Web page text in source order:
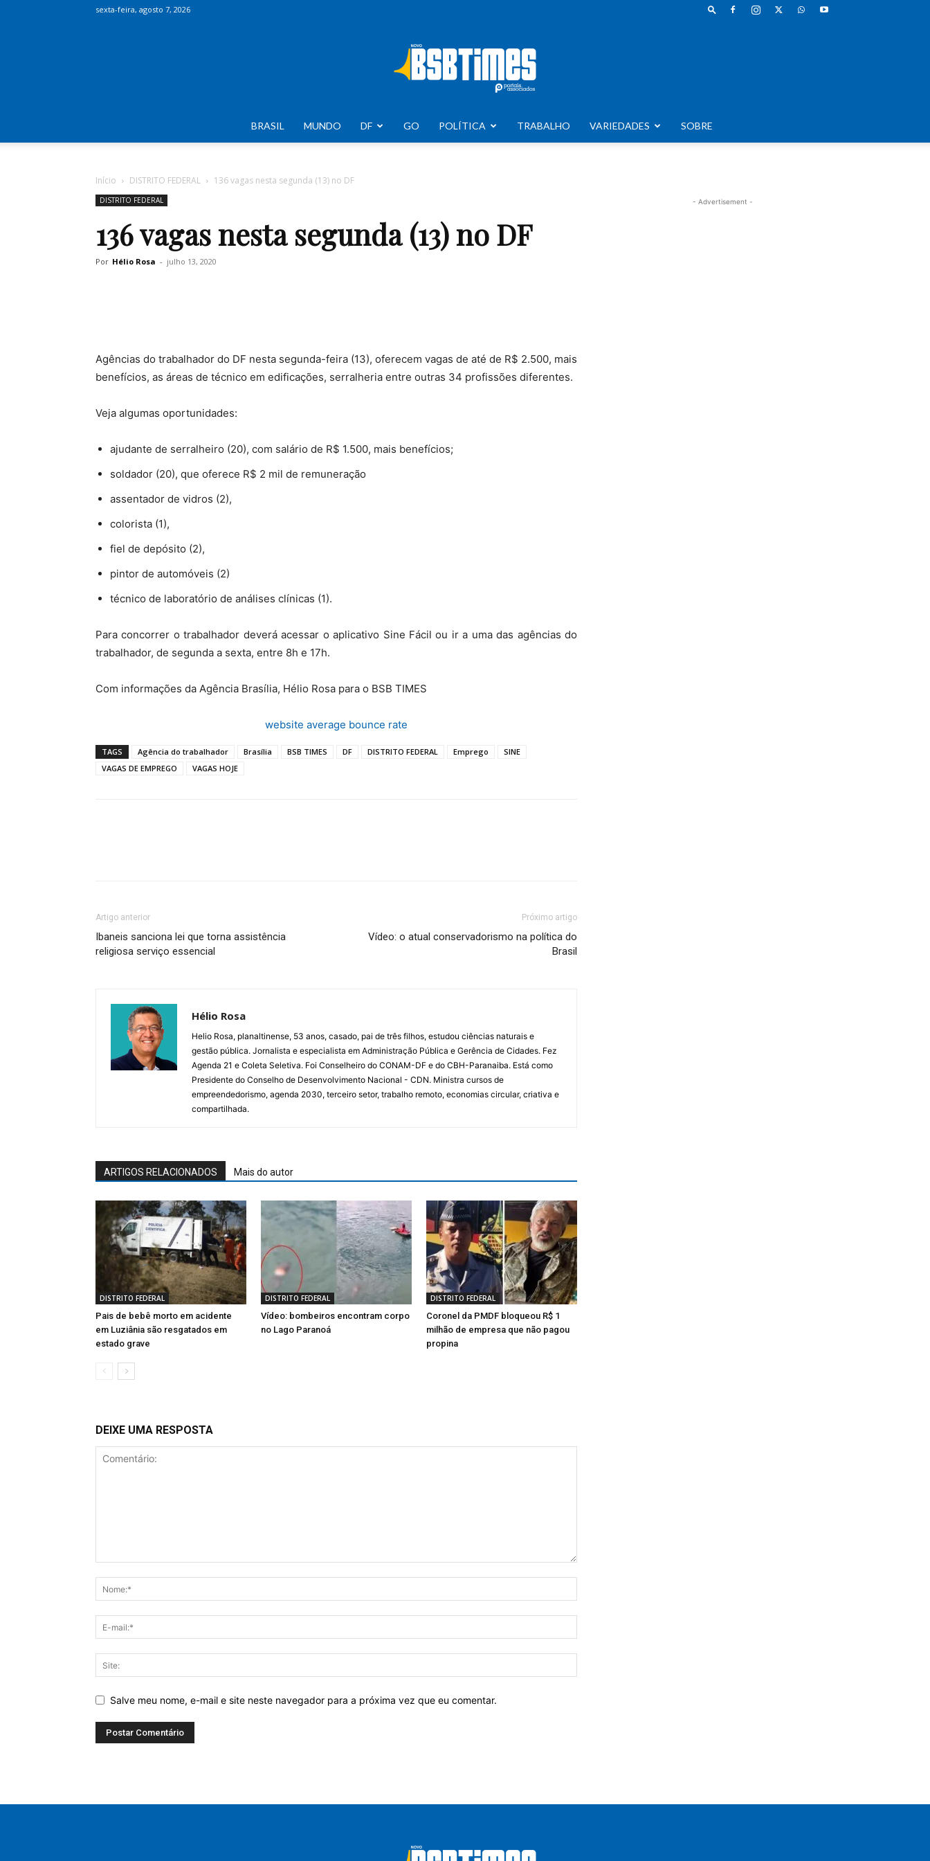
sexta-feira, agosto 7, 2026
Times
BRASIL MUNDO DF GO POLÍTICA TRABALHO VARIEDADES SOBRE
Início DISTRITO FEDERAL 136 vagas nesta segunda (13) no DF
DISTRITO FEDERAL
136 vagas nesta segunda (13) no DF
Por Hélio Rosa - julho 13, 2020
Agências do trabalhador do DF nesta segunda-feira (13), oferecem vagas de até de R$ 2.500, mais
benefícios, as áreas de técnico em edificações, serralheria entre outras 34 profissões diferentes.
Veja algumas oportunidades:
ajudante de serralheiro (20), com salário de R$ 1.500, mais benefícios;
soldador (20), que oferece R$ 2 mil de remuneração
assentador de vidros (2),
colorista (1),
fiel de depósito (2),
pintor de automóveis (2)
técnico de laboratório de análises clínicas (1).
Para concorrer o trabalhador deverá acessar o aplicativo Sine Fácil ou ir a uma das agências do
trabalhador, de segunda a sexta, entre 8h e 17h.
Com informações da Agência Brasília, Hélio Rosa para o BSB TIMES
website average bounce rate
TAGS Agência do trabalhador Brasília BSB TIMES DF DISTRITO FEDERAL Emprego
SINE
VAGAS DE EMPREGO
VAGAS HOJE
Artigo anterior
Ibaneis sanciona lei que torna assistência
religiosa serviço essencial
Próximo artigo
Vídeo: o atual conservadorismo na política do
Brasil
Hélio Rosa
Helio Rosa, planaltinense, 53 anos, casado, pai de três filhos, estudou ciências naturais e
gestão pública. Jornalista e especialista em Administração Pública e Gerência de Cidades. Fez
Agenda 21 e Coleta Seletiva. Foi Conselheiro do CONAM-DF e do CBH-Paranaiba. Está como
Presidente do Conselho de Desenvolvimento Nacional - CDN. Ministra cursos de
empreendedorismo, agenda 2030, terceiro setor, trabalho remoto, economias circular, criativa e
compartilhada.
ARTIGOS RELACIONADOS Mais do autor
DISTRITO FEDERAL
Pais de bebê morto em acidente
em Luziânia são resgatados em
estado grave
DISTRITO FEDERAL
Vídeo: bombeiros encontram corpo
no Lago Paranoá
DISTRITO FEDERAL
Coronel da PMDF bloqueou R$ 1
milhão de empresa que não pagou
propina
DEIXE UMA RESPOSTA
Salve meu nome, e-mail e site neste navegador para a próxima vez que eu comentar.
- Advertisement -